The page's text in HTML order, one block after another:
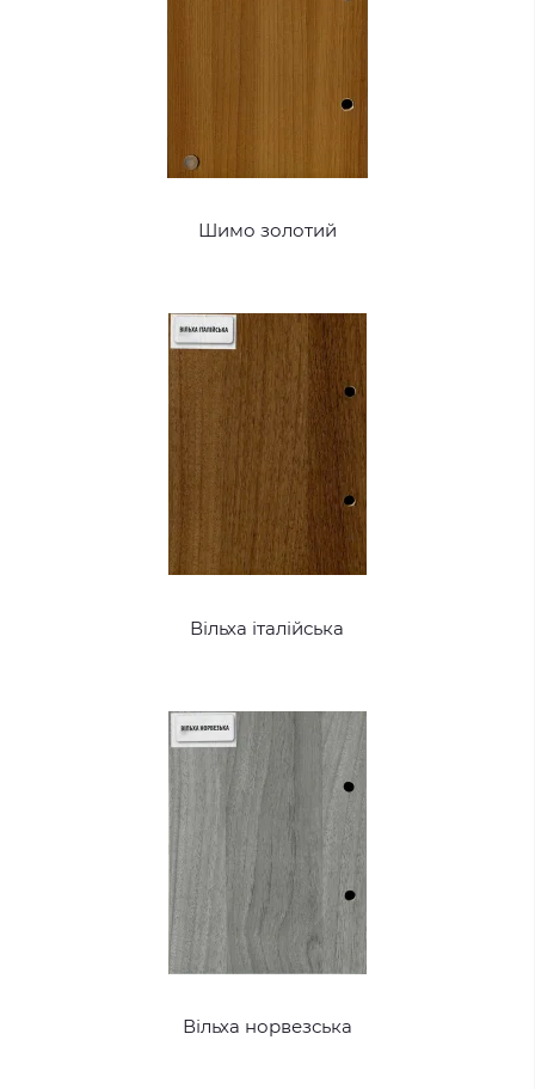
Шимо золотий
Вільха італійська
Вільха норвезська